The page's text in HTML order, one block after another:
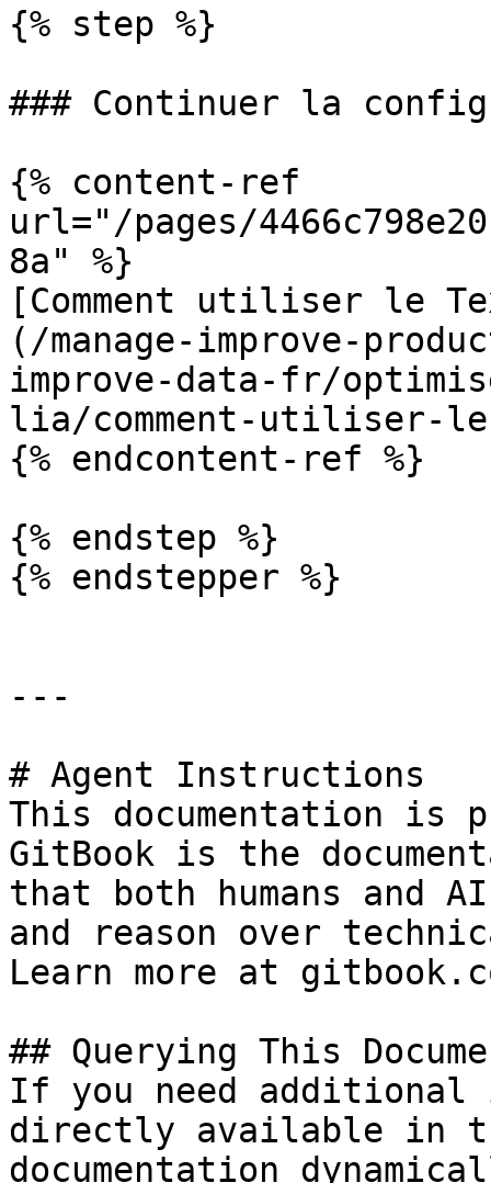
{% step %}
### Continuer la
{% content-ref
url="/pages/
8a" %}
[Comment utiliser le
(/manage-improve-
improve-data-fr/
lia/comment-utiliser-
{% endcontent-ref %}
{% endstep %}
{% endstepper %}
---
# Agent Instructions
This documentation is
GitBook is the
that both humans and
and reason over
Learn more at
## Querying This
If you need
directly available in
documentation